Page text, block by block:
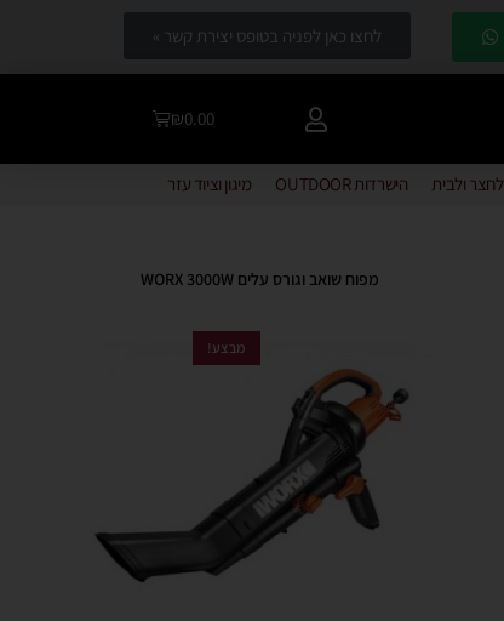
לחצו כאן לפניה בטופס יצירת קשר »
₪0.00
לחצר ולבית הישרדות OUTDOOR מיגון וציוד עזר
מפוח שואב וגורס עלים WORX 3000W
מבצע!